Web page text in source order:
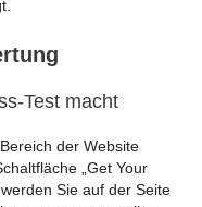
Test macht
der Website
„Get Your
Sie auf der Seite